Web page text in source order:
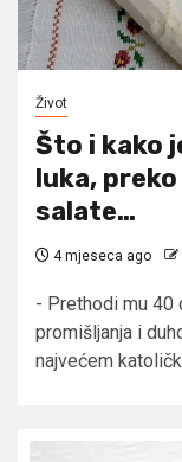
Život
Što i kako
luka,
salate…
4 mjeseca ago
- Prethodi mu 40
promišljanja i
najvećem